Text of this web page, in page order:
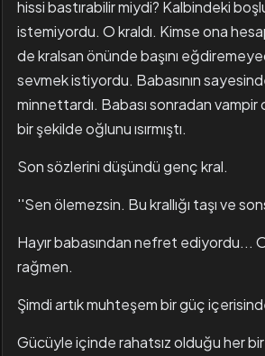
hissi bastırabilir miydi? Kalbindeki
istemiyordu. O kraldı. Kimse ona
de kralsan önünde başını
sevmek istiyordu. Babasının
minnettardı. Babası sonradan
bir şekilde oğlunu ısırmıştı.
Son sözlerini düşündü genç kral.
''Sen ölemezsin. Bu krallığı taşı ve
Hayır babasından nefret ediyordu...
rağmen.
Şimdi artık muhteşem bir güç
Gücüyle içinde rahatsız olduğu her bir